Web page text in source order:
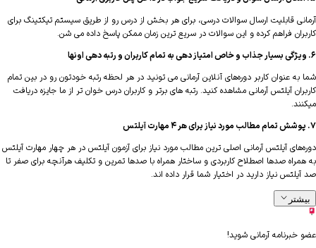
قابلیت ارسال سوالات درسی، برای هر بخش از درس رو از طریق سیستم تیکتینگ برای
فراهم کرده و این سوالات در سریع ترین زمان ممکن پاسخ داده می شن.
عنوان کاربر دوره‌های آنلاین آرمانی می تونید در هر لحظه رتبه خودتون رو در بین تمام
آیلتس آرمانی مشاهده کنید. رتبه های برتر و کاربران درس خوان تر از ما جایزه دریافت
آیلتس آرمانی اصلی ترین مطالب مورد نیاز برای آزمون آیلتس در هر چهار مهارت آیلتس
صدها اصطلاح کاربردی و ساختار همراه با صدها تمرین و تکلیف هرآنچه برای صفر تا
نیاز دارید در اختیار شما قرار داده اند.
آرمانی شوید!